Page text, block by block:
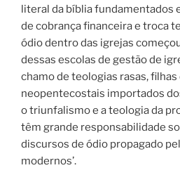
literal da bíblia fundamentados
de cobrança financeira e troca
ódio dentro das igrejas
dessas escolas de gestão de
chamo de teologias rasas,
neopentecostais importados
o triunfalismo e a teologia da
têm grande responsabilidade
discursos de ódio propagado
modernos’.